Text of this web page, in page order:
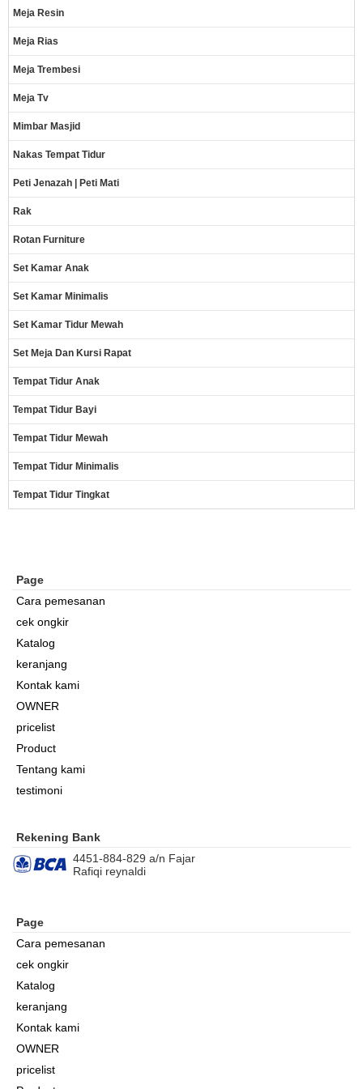
Meja Resin
Meja Rias
Meja Trembesi
Meja Tv
Mimbar Masjid
Nakas Tempat Tidur
Peti Jenazah | Peti Mati
Rak
Rotan Furniture
Set Kamar Anak
Set Kamar Minimalis
Set Kamar Tidur Mewah
Set Meja Dan Kursi Rapat
Tempat Tidur Anak
Tempat Tidur Bayi
Tempat Tidur Mewah
Tempat Tidur Minimalis
Tempat Tidur Tingkat
Page
Cara pemesanan
cek ongkir
Katalog
keranjang
Kontak kami
OWNER
pricelist
Product
Tentang kami
testimoni
Rekening Bank
4451-884-829 a/n Fajar
Rafiqi reynaldi
Page
Cara pemesanan
cek ongkir
Katalog
keranjang
Kontak kami
OWNER
pricelist